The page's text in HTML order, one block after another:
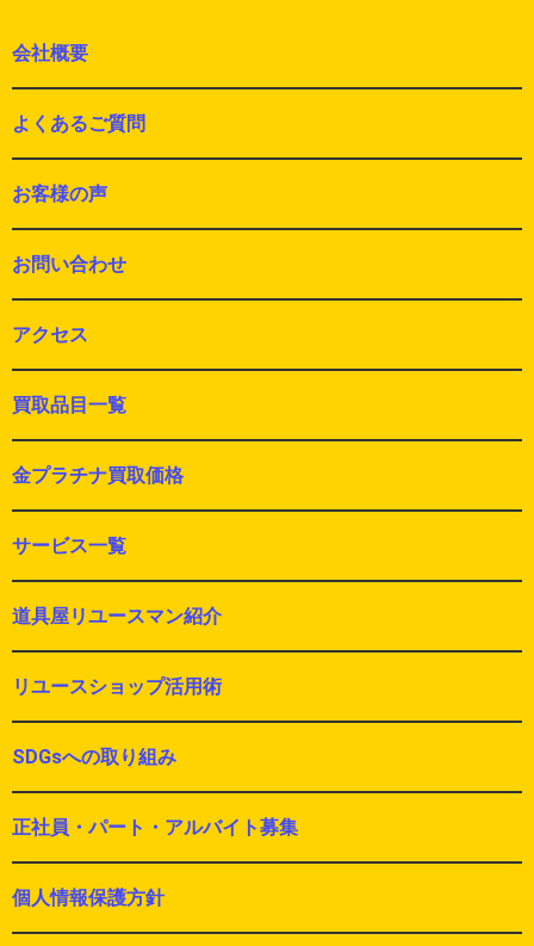
会社概要
よくあるご質問
お客様の声
お問い合わせ
アクセス
買取品目一覧
金プラチナ買取価格
サービス一覧
道具屋リユースマン紹介
リユースショップ活用術
SDGsへの取り組み
正社員・パート・アルバイト募集
個人情報保護方針